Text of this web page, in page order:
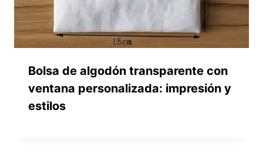
Bolsa de algodón transparente con
ventana personalizada: impresión y
estilos